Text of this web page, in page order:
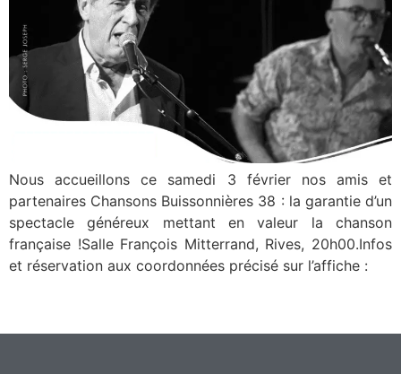
Nous accueillons ce samedi 3 février nos amis et
partenaires Chansons Buissonnières 38 : la garantie d’un
spectacle généreux mettant en valeur la chanson
française !Salle François Mitterrand, Rives, 20h00.Infos
et réservation aux coordonnées précisé sur l’affiche :